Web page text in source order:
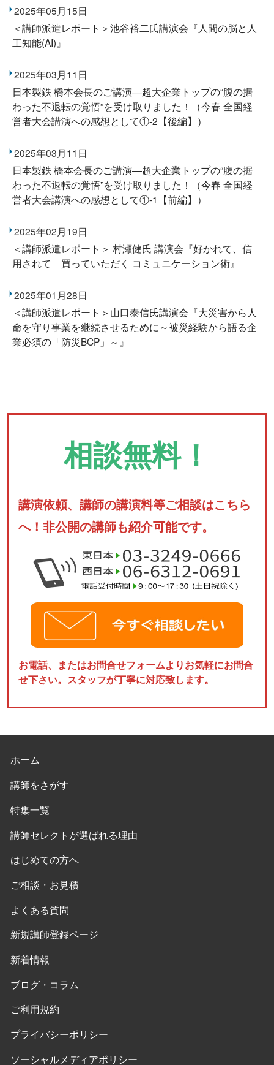
2025年05月15日
＜講師派遣レポート＞池谷裕二氏講演会『人間の脳と人
工知能(AI)』
2025年03月11日
日本製鉄 橋本会長のご講演―超大企業トップの“腹の据
わった不退転の覚悟”を受け取りました！（今春 全国経
営者大会講演への感想として①-2【後編】）
2025年03月11日
日本製鉄 橋本会長のご講演―超大企業トップの“腹の据
わった不退転の覚悟”を受け取りました！（今春 全国経
営者大会講演への感想として①-1【前編】）
2025年02月19日
＜講師派遣レポート＞ 村瀬健氏 講演会『好かれて、信
用されて 買っていただく コミュニケーション術』
2025年01月28日
＜講師派遣レポート＞山口泰信氏講演会『大災害から人
命を守り事業を継続させるために～被災経験から語る企
業必須の「防災BCP」～』
相談無料！
講演依頼、講師の講演料等ご相談はこちら
へ！非公開の講師も紹介可能です。
お電話、またはお問合せフォームよりお気軽にお問合
せ下さい。スタッフが丁寧に対応致します。
ホーム
講師をさがす
特集一覧
講師セレクトが選ばれる理由
はじめての方へ
ご相談・お見積
よくある質問
新規講師登録ページ
新着情報
ブログ・コラム
ご利用規約
プライバシーポリシー
ソーシャルメディアポリシー